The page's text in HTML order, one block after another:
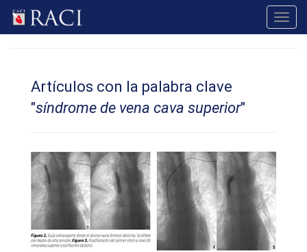
Artículos con la palabra clave
"síndrome de vena cava superior"